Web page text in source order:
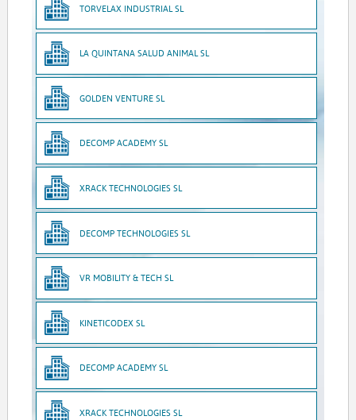
TORVELAX INDUSTRIAL SL
LA QUINTANA SALUD ANIMAL SL
GOLDEN VENTURE SL
DECOMP ACADEMY SL
XRACK TECHNOLOGIES SL
DECOMP TECHNOLOGIES SL
VR MOBILITY & TECH SL
KINETICODEX SL
DECOMP ACADEMY SL
XRACK TECHNOLOGIES SL